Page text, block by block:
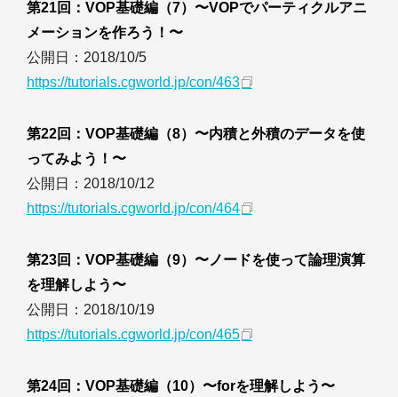
第21回：VOP基礎編（7）〜VOPでパーティクルアニ
メーションを作ろう！〜
公開日：2018/10/5
https://tutorials.cgworld.jp/con/463
第22回：VOP基礎編（8）〜内積と外積のデータを使
ってみよう！〜
公開日：2018/10/12
https://tutorials.cgworld.jp/con/464
第23回：VOP基礎編（9）〜ノードを使って論理演算
を理解しよう〜
公開日：2018/10/19
https://tutorials.cgworld.jp/con/465
第24回：VOP基礎編（10）〜forを理解しよう〜